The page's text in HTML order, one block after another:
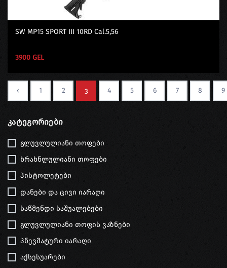
SW MP15 SPORT III 10RD Cal.5,56
3900 GEL
‹ 1 2 3 4 5 6 7 8 9
Კატეგორიები
გლუვლულიანი თოფები
ხრახნლულიანი თოფები
პისტოლეტები
დანები და ცივი იარაღი
საწმენდი საშუალებები
გლუვლულიანი თოფის ვაზნები
პნევმატური იარაღი
აქსესუარები